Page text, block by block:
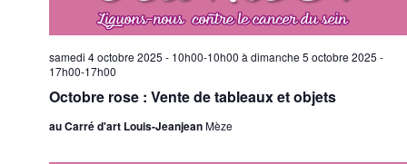
Octobre rose : Vente de tableaux et objets
samedi 4 octobre 2025 - 10h00-10h00 à dimanche 5 octobre 2025 -
17h00-17h00
au Carré d'art Louis-JeanjeanMèze